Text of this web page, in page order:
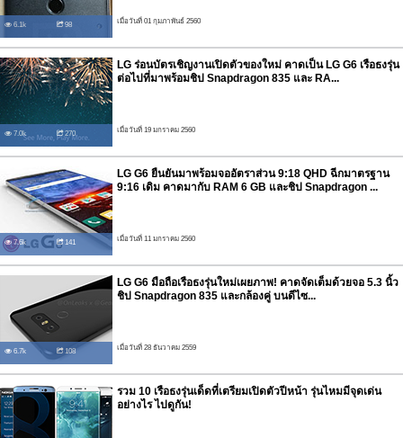
6.1k 98 เมื่อวันที่ 01 กุมภาพันธ์ 2560
7.0k 270
LG ร่อนบัตรเชิญงานเปิดตัวของใหม่ คาดเป็น LG G6 เรือธงรุ่น
ต่อไปที่มาพร้อมชิป Snapdragon 835 และ RA...
เมื่อวันที่ 19 มกราคม 2560
7.6k 141
LG G6 ยืนยันมาพร้อมจออัตราส่วน 9:18 QHD ฉีกมาตรฐาน
9:16 เดิม คาดมากับ RAM 6 GB และชิป Snapdragon ...
เมื่อวันที่ 11 มกราคม 2560
6.7k 108
LG G6 มือถือเรือธงรุ่นใหม่เผยภาพ! คาดจัดเต็มด้วยจอ 5.3 นิ้ว
ชิป Snapdragon 835 และกล้องคู่ บนดีไซ...
เมื่อวันที่ 28 ธันวาคม 2559
รวม 10 เรือธงรุ่นเด็ดที่เตรียมเปิดตัวปีหน้า รุ่นไหมมีจุดเด่น
อย่างไร ไปดูกัน!